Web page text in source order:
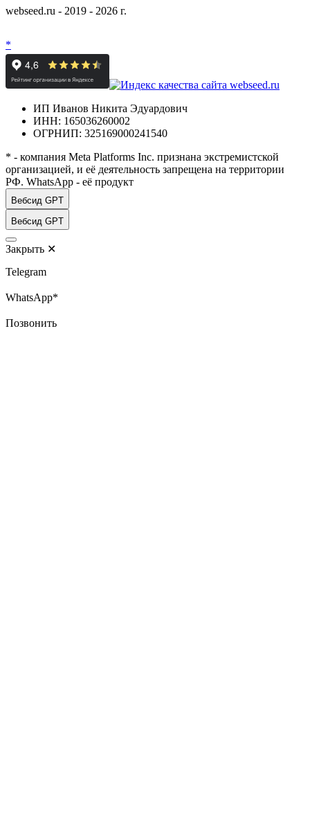
webseed.ru - 2019 - 2026 г.
*
ИП Иванов Никита Эдуардович
ИНН: 165036260002
ОГРНИП: 325169000241540
* - компания Meta Platforms Inc. признана экстремистской
организацией, и её деятельность запрещена на территории
РФ. WhatsApp - её продукт
Вебсид GPT
Вебсид GPT
Закрыть ✕
Telegram
WhatsApp*
Позвонить